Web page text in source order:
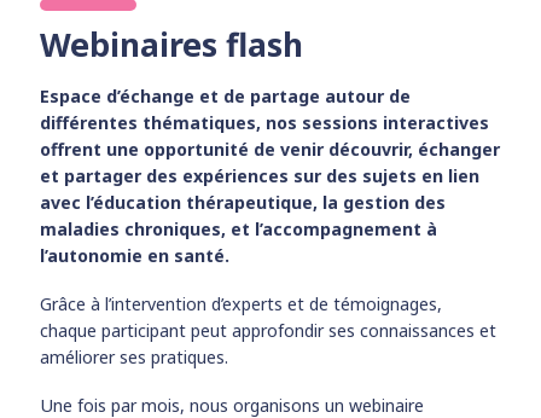
Webinaires flash
Espace d’échange et de partage autour de
différentes thématiques, nos sessions interactives
offrent une opportunité de venir découvrir, échanger
et partager des expériences sur des sujets en lien
avec l’éducation thérapeutique, la gestion des
maladies chroniques, et l’accompagnement à
l’autonomie en santé.
Grâce à l’intervention d’experts et de témoignages,
chaque participant peut approfondir ses connaissances et
améliorer ses pratiques.
Une fois par mois, nous organisons un webinaire